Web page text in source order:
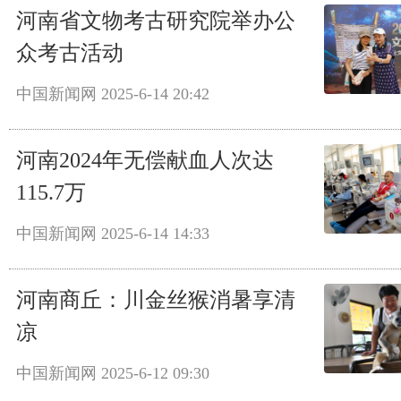
河南省文物考古研究院举办公
众考古活动
中国新闻网 2025-6-14 20:42
河南2024年无偿献血人次达
115.7万
中国新闻网 2025-6-14 14:33
河南商丘：川金丝猴消暑享清
凉
中国新闻网 2025-6-12 09:30